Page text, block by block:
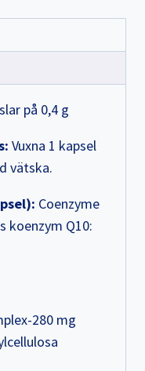
på 0,4 g
Vuxna 1 kapsel
vätska.
Coenzyme
koenzym Q10:
280 mg